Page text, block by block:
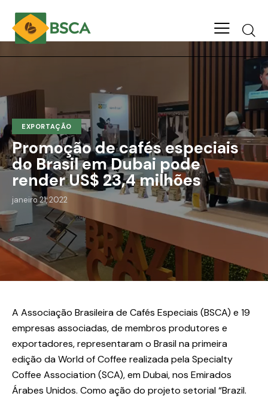
EXPORTAÇÃO
Promoção de cafés especiais
do Brasil em Dubai pode
render US$ 23,4 milhões
janeiro 21, 2022
A Associação Brasileira de Cafés Especiais (BSCA) e 19
empresas associadas, de membros produtores e
exportadores, representaram o Brasil na primeira
edição da World of Coffee realizada pela Specialty
Coffee Association (SCA), em Dubai, nos Emirados
Árabes Unidos. Como ação do projeto setorial “Brazil.